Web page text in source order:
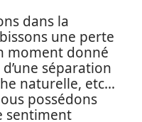
dans la
une perte
moment donné
séparation
naturelle, etc…
possédons
sentiment